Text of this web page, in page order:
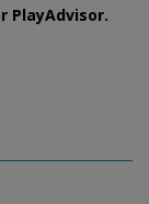
PlayAdvisor.